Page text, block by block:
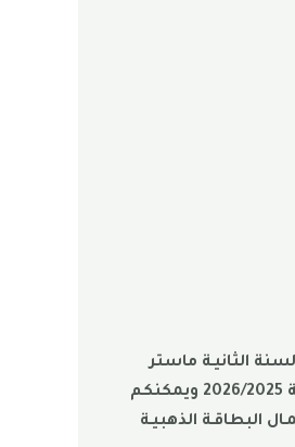
الثانيـة ماستر
والطلبـة المعيدين جميـع المستويـات والتخصصات، أنـه تم إعـادة تسجيلهم على الأرضية الرقميـة بورغرس (Progres) بعنـوان السنة الجامعيـة 2026/2025 ويمكنكم
في خانـة تسجيـلاتي وعمليـة دفع حقوق التسجيـل تكون إبتـداءً من يوم 16 جويليـة 2025 باستعمـال البطاقـة الذهبيـة